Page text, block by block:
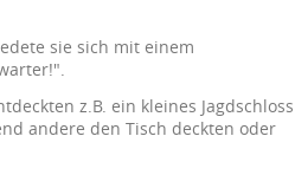
sie sich mit einem
z.B. ein kleines Jagdschloss
andere den Tisch deckten oder